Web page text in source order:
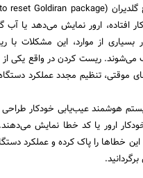
کار افتاده، ارور نمایش می‌دهد یا
بسیاری از موارد، این مشکلات
می‌شوند. ریست کردن در واقع یکی از
موقتی، تنظیم مجدد عملکرد دستگاه
هوشمند عیب‌یابی خودکار
ارور یا کد خطا نمایش
خطاها را پاک کرده و عملکرد